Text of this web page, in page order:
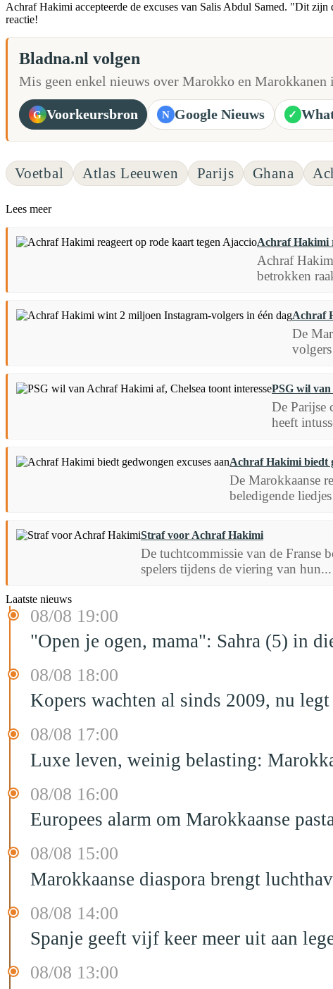
Achraf Hakimi accepteerde de excuses van Salis Abdul Samed. "Dit
reactie!
Bladna.nl volgen
Mis geen enkel nieuws over Marokko en Marokkanen
G Voorkeursbron N Google Nieuws ✓
Voetbal Atlas Leeuwen Parijs Ghana
Lees meer
Achraf Hakimi
Achraf
betrokken
Achraf
De
PSG wil
De Parijse
heeft
Achraf Hakimi biedt
De Marokkaanse
beledigende
Straf voor Achraf Hakimi
De tuchtcommissie van de Franse
spelers tijdens de viering van hun...
Laatste nieuws
08/08 19:00
"Open je ogen, mama": Sahra (5) in
08/08 18:00
Kopers wachten al sinds 2009, nu
08/08 17:00
Luxe leven, weinig belasting:
08/08 16:00
Europees alarm om Marokkaanse
08/08 15:00
Marokkaanse diaspora brengt
08/08 14:00
Spanje geeft vijf keer meer uit aan
08/08 13:00